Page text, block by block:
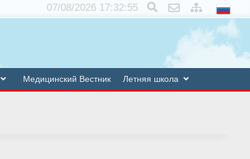
×
07/08/2026 17:32:56
Медицинский Вестник Летняя школа